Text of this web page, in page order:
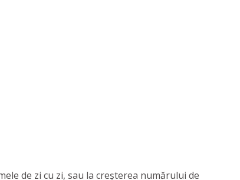
de zi cu zi, sau la creșterea numărului de